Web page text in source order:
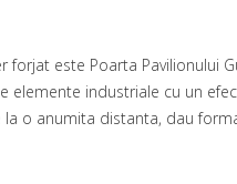
este Poarta Pavilionului
elemente industriale cu un
o anumita distanta, dau